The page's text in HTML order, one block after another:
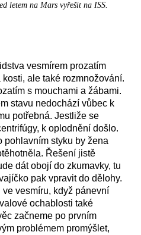
letem na Mars vyřešit na ISS.
vesmírem prozatím
ale také rozmnožování.
s mouchami a žábami.
stavu nedochází vůbec k
potřebná. Jestliže se
k oplodnění došlo.
pohlavním styku by žena
Řešení jistě
dát obojí do zkumavky, tu
pak vpravit do dělohy.
vesmíru, když pánevní
ochablosti také
začneme po prvním
problémem promýšlet,